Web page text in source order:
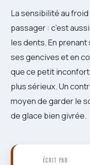
La sensibilité au froid
passager : c’est
les dents. En
ses gencives et en
que ce petit
plus sérieux. Un
moyen de garder le
de glace bien givrée.
ÉCRIT PAR